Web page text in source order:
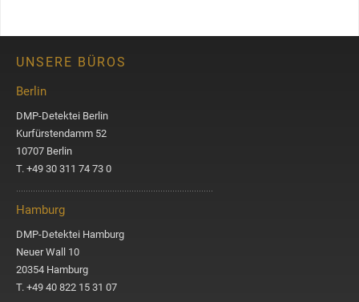
UNSERE BÜROS
Berlin
DMP-Detektei Berlin
Kurfürstendamm 52
10707 Berlin
T. +49 30 311 74 73 0
Hamburg
DMP-Detektei Hamburg
Neuer Wall 10
20354 Hamburg
T. +49 40 822 15 31 07